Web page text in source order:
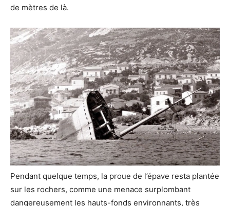
de mètres de là.
Pendant quelque temps, la proue de l’épave resta plantée
sur les rochers, comme une menace surplombant
dangereusement les hauts-fonds environnants, très